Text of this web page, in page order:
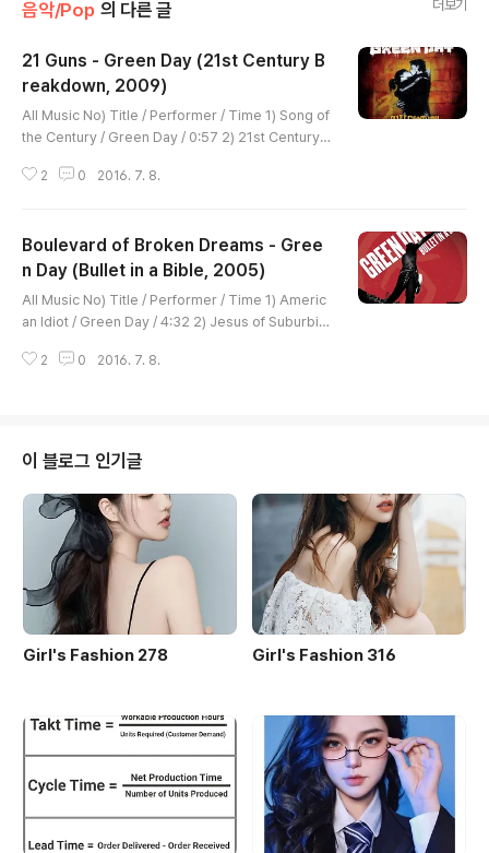
음악/Pop 의 다른 글 더보기
21 Guns - Green Day (21st Century B
reakdown, 2009)
All Music No) Title / Performer / Time 1) Song of
the Century / Green Day / 0:57 2) 21st Century B
my / Green Day / 3:10 4) ¡Viva la Gloria! / Green
7) Last Night on Earth / Green Day / 3:56 8) East
Jesus Nowhere / Green Day / 4:34 9) Peacema
2 0 2016. 7. 8.
Boulevard of Broken Dreams - Gree
n Day (Bullet in a Bible, 2005)
All Music No) Title / Performer / Time 1) Americ
an Idiot / Green Day / 4:32 2) Jesus of Suburbia:
re / Green Day / 9:23 3) Holiday / Green Day / 4:
8) Brain Stew / Green Day / 3:02 9) Basket Case
/ Green Day..
2 0 2016. 7. 8.
이 블로그 인기글
Girl's Fashion 278 Girl's Fashion 316